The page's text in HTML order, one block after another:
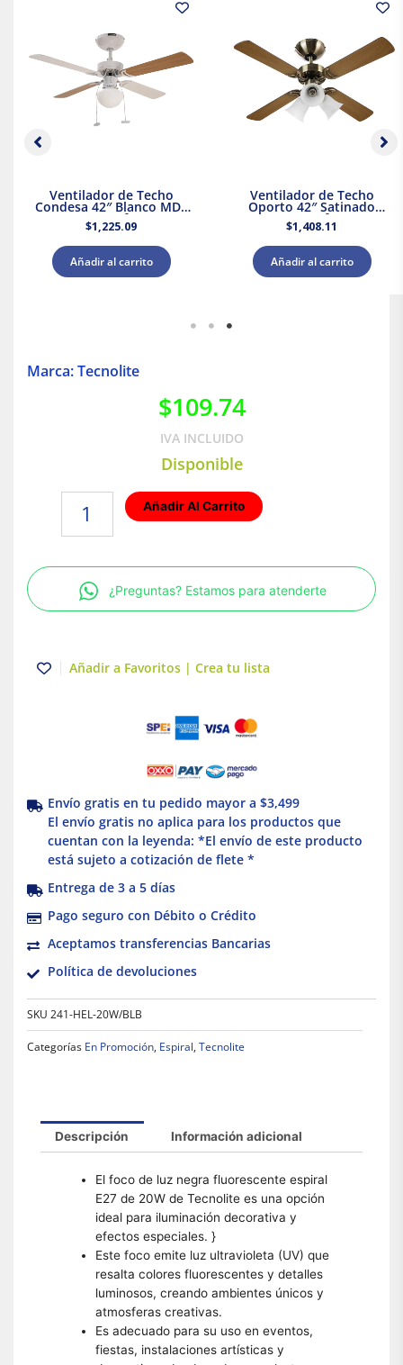
Ventilador de Techo
Condesa 42″ Blanco MDF
Masterfan
$1,225.09
Añadir al carrito
Ventilador de Techo
Oporto 42″ Satinado
Masterfan
$1,408.11
Añadir al carrito
Marca: Tecnolite
$109.74
IVA INCLUIDO
Disponible
Fluorescente
Negra
Base
E27
Añadir Al Carrito
¿Preguntas? Estamos para atenderte
Añadir a Favoritos | Crea tu lista
Envío gratis en tu pedido mayor a $3,499
El envío gratis no aplica para los productos que
cuentan con la leyenda: *El envío de este producto
está sujeto a cotización de flete *
Entrega de 3 a 5 días
Pago seguro con Débito o Crédito
Aceptamos transferencias Bancarias
Política de devoluciones
SKU 241-HEL-20W/BLB
Categorías En Promoción, Espiral, Tecnolite
Descripción Información adicional
El foco de luz negra fluorescente espiral
E27 de 20W de Tecnolite es una opción
ideal para iluminación decorativa y
efectos especiales. }
Este foco emite luz ultravioleta (UV) que
resalta colores fluorescentes y detalles
luminosos, creando ambientes únicos y
atmosferas creativas.
Es adecuado para su uso en eventos,
fiestas, instalaciones artísticas y